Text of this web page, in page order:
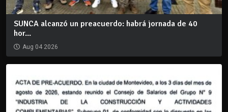
SUNCA alcanzó un preacuerdo: habrá jornada de 40
hor...
Aug 04 2026